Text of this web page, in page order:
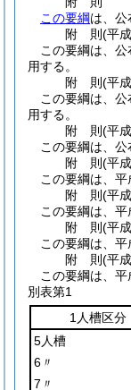
この要綱は、公
附 則(平
この要綱は、
用する。
附 則(平
この要綱は、
用する。
附 則(平
この要綱は、公
附 則(平
この要綱は、平
附 則(平
この要綱は、平
附 則(平
この要綱は、平
附 則(平
この要綱は、平
別表第1
1人槽区分
5人槽
6〃
7〃